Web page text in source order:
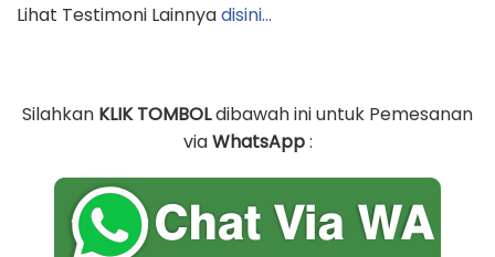
Lihat Testimoni Lainnyadisini…
Silahkan KLIK TOMBOLdibawah ini untuk Pemesanan
viaWhatsApp: